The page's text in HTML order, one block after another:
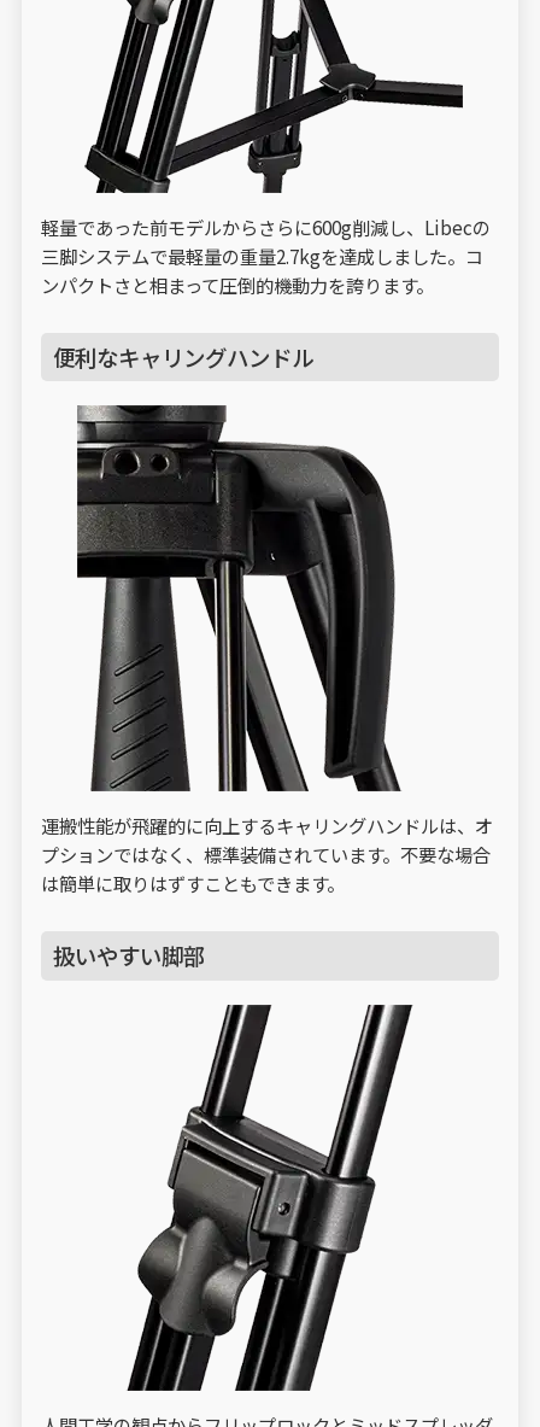
軽量であった前モデルからさらに600g削減し、Libecの
三脚システムで最軽量の重量2.7kgを達成しました。コ
ンパクトさと相まって圧倒的機動力を誇ります。
便利なキャリングハンドル
運搬性能が飛躍的に向上するキャリングハンドルは、オ
プションではなく、標準装備されています。不要な場合
は簡単に取りはずすこともできます。
扱いやすい脚部